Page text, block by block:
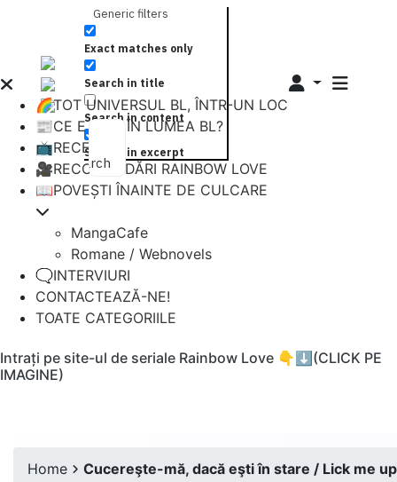
Search
Generic filters
Exact matches only
Search in title
Search in content
Search in excerpt
🌈TOT UNIVERSUL BL, ÎNTR-UN LOC
📰CE E NOU ÎN LUMEA BL?
📺RECENZII
🎥RECOMANDĂRI RAINBOW LOVE
📖POVEȘTI ÎNAINTE DE CULCARE
MangaCafe
Romane / Webnovels
🗨️INTERVIURI
CONTACTEAZĂ-NE!
TOATE CATEGORIILE
Intrați pe site-ul de seriale Rainbow Love 👇⬇️(CLICK PE
IMAGINE)
Home Cucereşte-mă, dacă eşti în stare / Lick me